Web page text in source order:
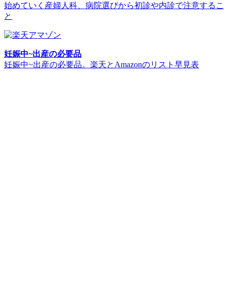
始めていく産婦人科、病院選びから初診や内診で注意するこ
と
妊娠中~出産の必要品
妊娠中~出産の必要品。楽天とAmazonのリスト早見表